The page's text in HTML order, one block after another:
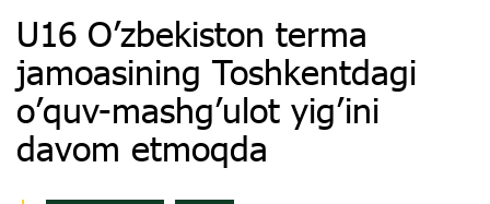
U16 O’zbekiston terma
jamoasining Toshkentdagi
o’quv-mashg’ulot yig’ini
davom etmoqda